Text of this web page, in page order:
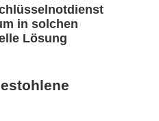
in solchen
Lösung